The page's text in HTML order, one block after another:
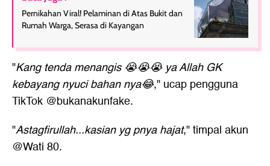
Pernikahan Viral! Pelaminan di Atas Bukit dan
Rumah Warga, Serasa di Kayangan
"Kang tenda menangis 😭😭😭 ya Allah GK
kebayang nyuci bahan nya😂," ucap pengguna
TikTok @bukanakunfake.
"Astagfirullah...kasian yg pnya hajat," timpal akun
@Wati 80.